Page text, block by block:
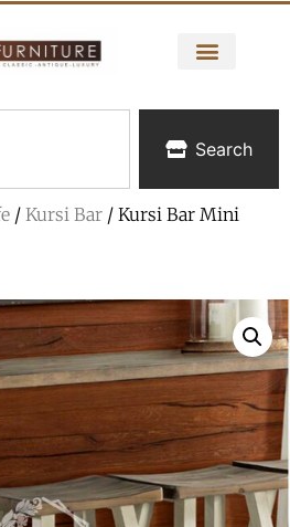
Search
/ Kursi Bar / Kursi Bar Mini